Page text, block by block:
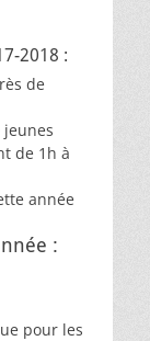
2018 :
de
de 1h à
année
:
pour les